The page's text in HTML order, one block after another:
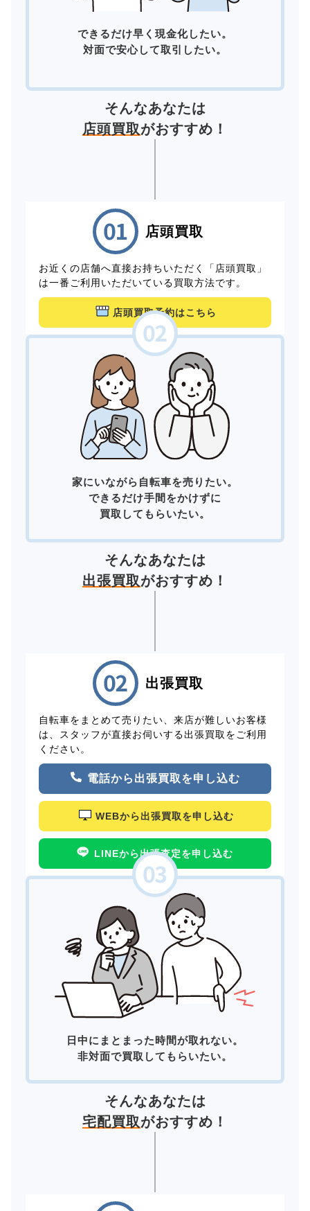
できるだけ早く現金化したい。
対面で安心して取引したい。
そんなあなたは
店頭買取がおすすめ！
店頭買取
お近くの店舗へ直接お持ちいただく「店頭買取」
は一番ご利用いただいている買取方法です。
店頭買取予約はこちら
家にいながら自転車を売りたい。
できるだけ手間をかけずに
買取してもらいたい。
そんなあなたは
出張買取がおすすめ！
出張買取
自転車をまとめて売りたい、来店が難しいお客様
は、スタッフが直接お伺いする出張買取をご利用
ください。
電話から出張買取を申し込む
WEBから出張買取を申し込む
LINEから出張査定を申し込む
日中にまとまった時間が取れない。
非対面で買取してもらいたい。
そんなあなたは
宅配買取がおすすめ！